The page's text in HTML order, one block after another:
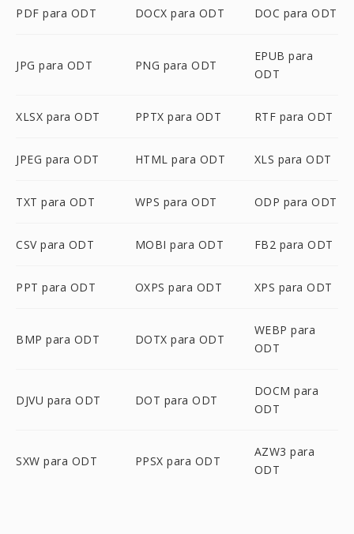
PDF para ODT DOCX para ODT DOC para ODT
JPG para ODT PNG para ODT
EPUB para
ODT
XLSX para ODT PPTX para ODT RTF para ODT
JPEG para ODT HTML para ODT XLS para ODT
TXT para ODT WPS para ODT ODP para ODT
CSV para ODT MOBI para ODT FB2 para ODT
PPT para ODT OXPS para ODT XPS para ODT
BMP para ODT DOTX para ODT
WEBP para
ODT
DJVU para ODT DOT para ODT
DOCM para
ODT
SXW para ODT PPSX para ODT
AZW3 para
ODT